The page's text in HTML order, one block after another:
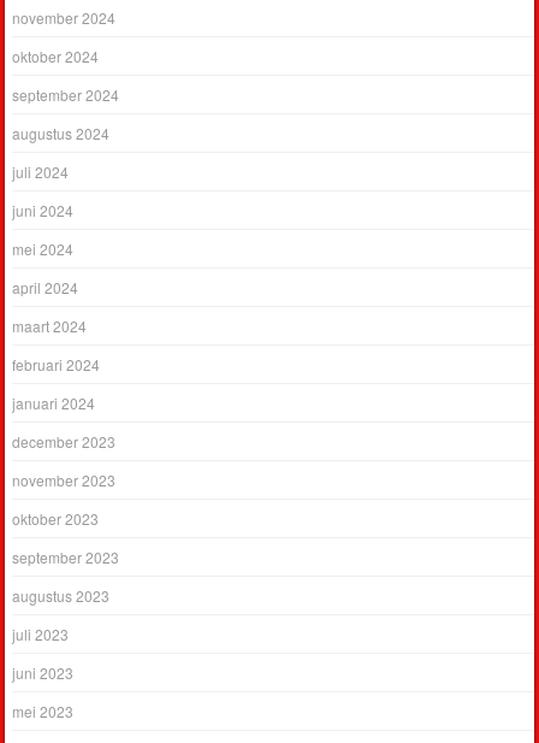
november 2024
oktober 2024
september 2024
augustus 2024
juli 2024
juni 2024
mei 2024
april 2024
maart 2024
februari 2024
januari 2024
december 2023
november 2023
oktober 2023
september 2023
augustus 2023
juli 2023
juni 2023
mei 2023